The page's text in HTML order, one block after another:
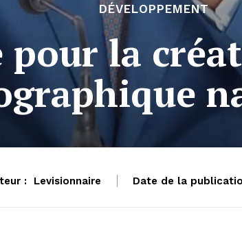
DÉVELOPPEMENT
pour la
: Levisionnaire Date de la